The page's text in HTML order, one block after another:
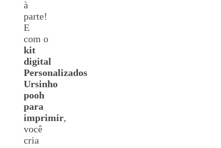
à
parte!
E
com o
kit
digital
Personalizados
Ursinho
pooh
para
imprimir,
você
cria